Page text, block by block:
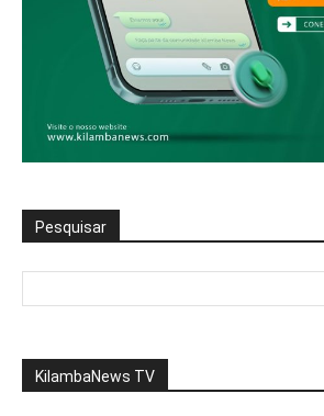
Pesquisar
KilambaNews TV